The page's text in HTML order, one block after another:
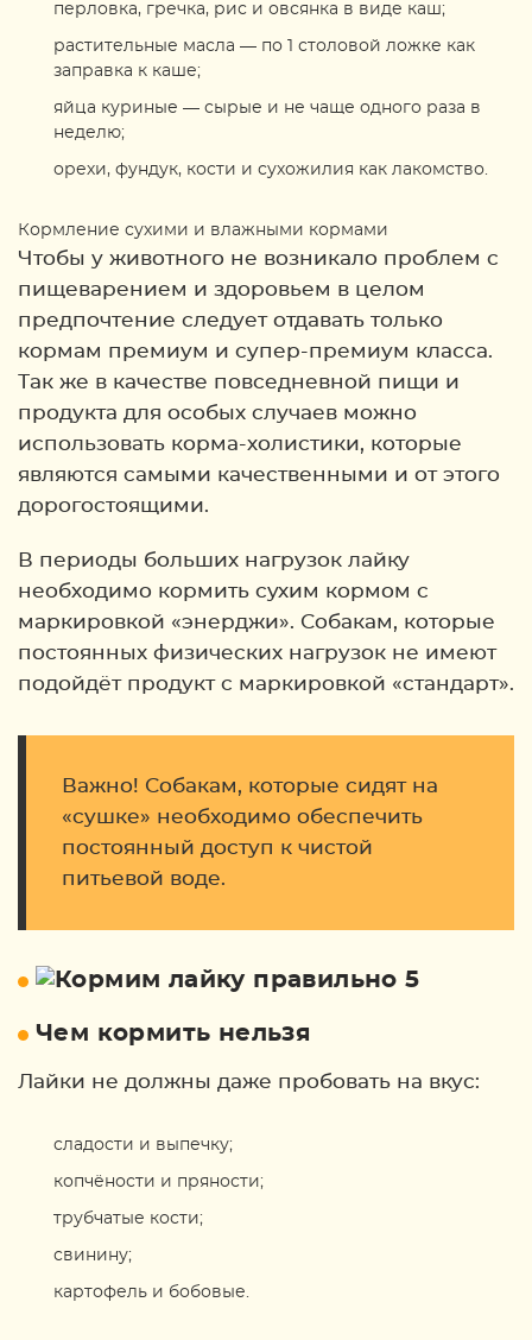
перловка, гречка, рис и овсянка в виде каш;
растительные масла — по 1 столовой ложке как
заправка к каше;
яйца куриные — сырые и не чаще одного раза в
неделю;
орехи, фундук, кости и сухожилия как лакомство.
Кормление сухими и влажными кормами
Чтобы у животного не возникало проблем с
пищеварением и здоровьем в целом
предпочтение следует отдавать только
кормам премиум и супер-премиум класса.
Так же в качестве повседневной пищи и
продукта для особых случаев можно
использовать корма-холистики, которые
являются самыми качественными и от этого
дорогостоящими.
В периоды больших нагрузок лайку
необходимо кормить сухим кормом с
маркировкой «энерджи». Собакам, которые
постоянных физических нагрузок не имеют
подойдёт продукт с маркировкой «стандарт».
Важно! Собакам, которые сидят на
«сушке» необходимо обеспечить
постоянный доступ к чистой
питьевой воде.
Чем кормить нельзя
Лайки не должны даже пробовать на вкус:
сладости и выпечку;
копчёности и пряности;
трубчатые кости;
свинину;
картофель и бобовые.